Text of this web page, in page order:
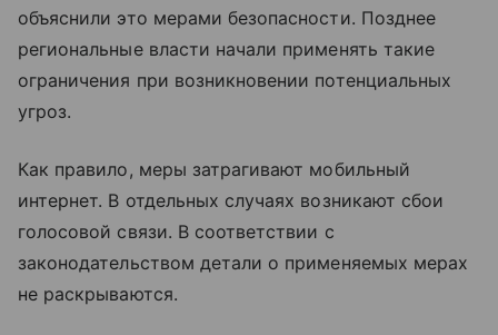
объяснили это мерами безопасности. Позднее
региональные власти начали применять такие
ограничения при возникновении потенциальных
угроз.
Как правило, меры затрагивают мобильный
интернет. В отдельных случаях возникают сбои
голосовой связи. В соответствии с
законодательством детали о применяемых мерах
не раскрываются.